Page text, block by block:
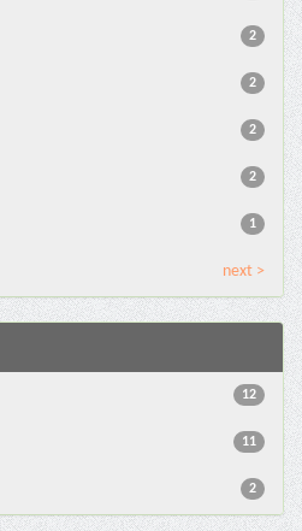
2
2
2
2
1
next >
12
11
2